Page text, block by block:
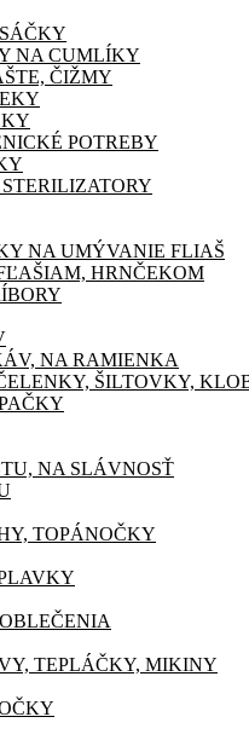
NA CUMLÍKY
ČIŽMY
POTREBY
NA UMÝVANIE FLIAŠ
HRNČEKOM
NA RAMIENKA
ŠILTOVKY,
NA SLÁVNOSŤ
TOPÁNOČKY
TEPLÁČKY, MIKINY